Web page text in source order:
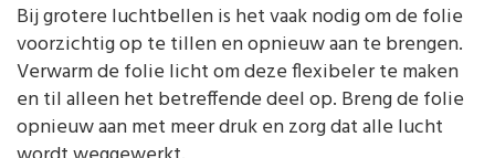
Bij grotere luchtbellen is het vaak nodig om de folie
voorzichtig op te tillen en opnieuw aan te brengen.
Verwarm de folie licht om deze flexibeler te maken
en til alleen het betreffende deel op. Breng de folie
opnieuw aan met meer druk en zorg dat alle lucht